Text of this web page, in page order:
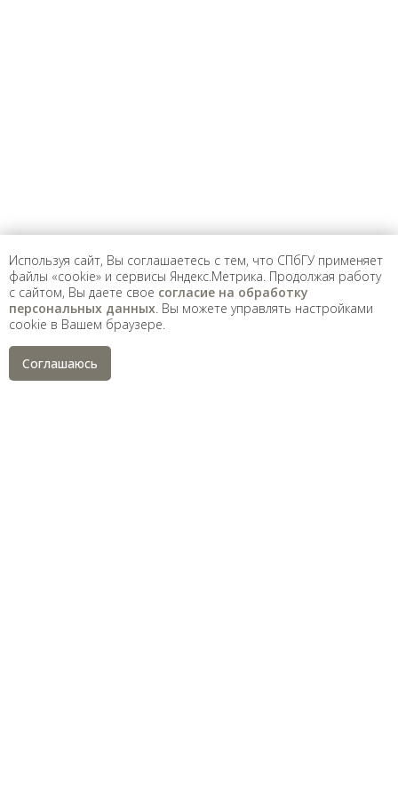
Используя сайт, Вы соглашаетесь с тем, что СПбГУ применяет
файлы «cookie» и сервисы Яндекс.Метрика. Продолжая работу
с сайтом, Вы даете свое согласие на обработку
персональных данных . Вы можете управлять настройками
cookie в Вашем браузере.
Соглашаюсь